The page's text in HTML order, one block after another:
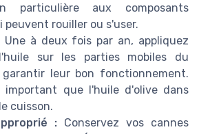
particulière aux composants
peuvent rouiller ou s'user.
Une à deux fois par an, appliquez
sur les parties mobiles du
leur bon fonctionnement.
important que l'huile d'olive dans
cuisson.
: Conservez vos cannes